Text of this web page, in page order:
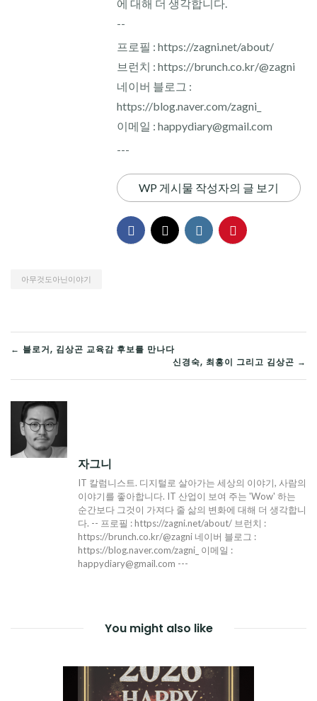
에 대해 더 생각합니다.
--
프로필 : https://zagni.net/about/
브런치 : https://brunch.co.kr/@zagni
네이버 블로그 :
https://blog.naver.com/zagni_
이메일 : happydiary@gmail.com
---
WP 게시물 작성자의 글 보기
아무것도아닌이야기
글
탐
색
← 블로거, 김상곤 교육감 후보를 만나다
신경숙, 최홍이 그리고 김상곤 →
자그니
IT 칼럼니스트. 디지털로 살아가는 세상의 이야기, 사람의
이야기를 좋아합니다. IT 산업이 보여 주는 'Wow' 하는
순간보다 그것이 가져다 줄 삶의 변화에 대해 더 생각합니
다. -- 프로필 : https://zagni.net/about/ 브런치 :
https://brunch.co.kr/@zagni 네이버 블로그 :
https://blog.naver.com/zagni_ 이메일 :
happydiary@gmail.com ---
You might also like